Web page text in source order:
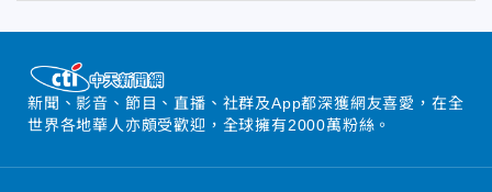
新聞、影音、節目、直播、社群及App都深獲網友喜愛，在全
世界各地華人亦頗受歡迎，全球擁有2000萬粉絲。